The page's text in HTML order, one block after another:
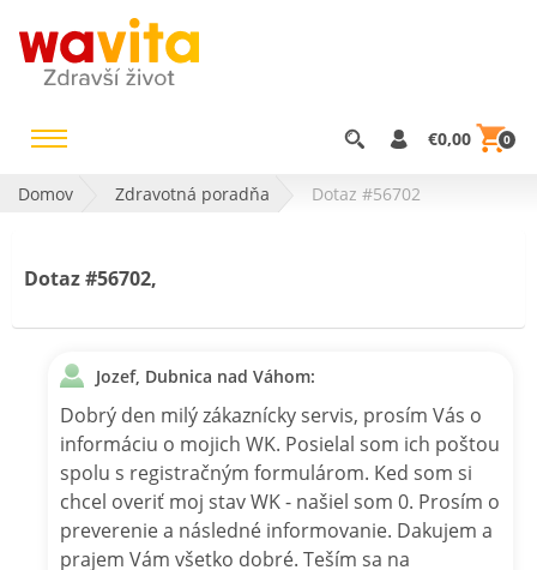
€0,00 0
Domov Zdravotná poradňa Dotaz #56702
Dotaz #56702,
Jozef, Dubnica nad Váhom:
Dobrý den milý zákaznícky servis, prosím Vás o
informáciu o mojich WK. Posielal som ich poštou
spolu s registračným formulárom. Ked som si
chcel overiť moj stav WK - našiel som 0. Prosím o
preverenie a následné informovanie. Dakujem a
prajem Vám všetko dobré. Teším sa na